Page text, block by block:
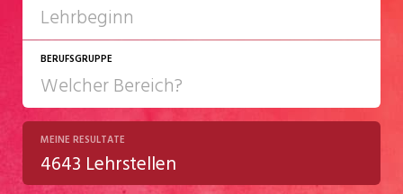
2027
2028
BERUFSGRUPPE
Chemie/Pharma
Gastgewerbe
MEINE RESULTATE
4643 Lehrstellen